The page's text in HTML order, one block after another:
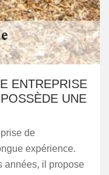
ENTREPRISE
UNE
de
expérience.
années, il propose